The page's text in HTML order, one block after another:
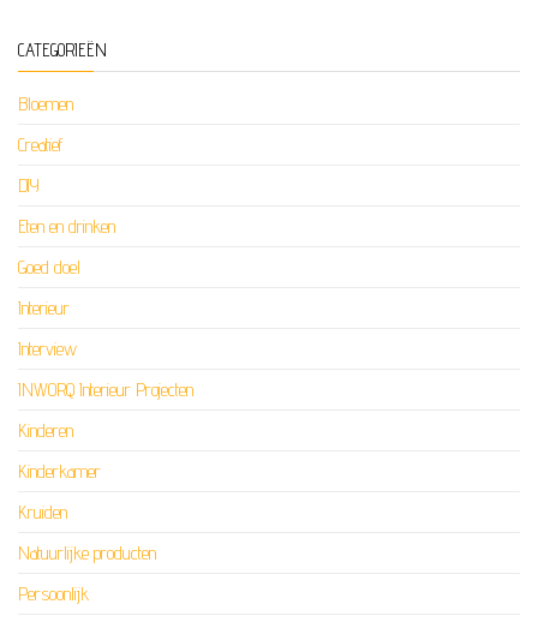
CATEGORIEËN
Bloemen
Creatief
DIY
Eten en drinken
Goed doel
Interieur
Interview
INWORQ Interieur Projecten
Kinderen
Kinderkamer
Kruiden
Natuurlijke producten
Persoonlijk